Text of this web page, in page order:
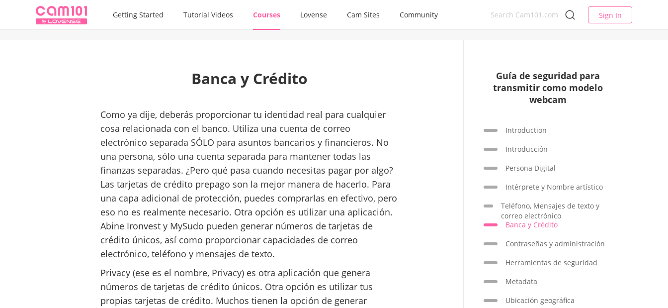
Getting Started Tutorial Videos Courses Lovense Cam Sites Community Sign In
Banca y Crédito
Como ya dije, deberás proporcionar tu identidad real para cualquier
cosa relacionada con el banco. Utiliza una cuenta de correo
electrónico separada SÓLO para asuntos bancarios y financieros. No
una persona, sólo una cuenta separada para mantener todas las
finanzas separadas. ¿Pero qué pasa cuando necesitas pagar por algo?
Las tarjetas de crédito prepago son la mejor manera de hacerlo. Para
una capa adicional de protección, puedes comprarlas en efectivo, pero
eso no es realmente necesario. Otra opción es utilizar una aplicación.
Abine Ironvest y MySudo pueden generar números de tarjetas de
crédito únicos, así como proporcionar capacidades de correo
electrónico, teléfono y mensajes de texto.
Privacy (ese es el nombre, Privacy) es otra aplicación que genera
números de tarjetas de crédito únicos. Otra opción es utilizar tus
propias tarjetas de crédito. Muchos tienen la opción de generar
Guía de seguridad para
transmitir como modelo
webcam
Introduction
Introducción
Persona Digital
Intérprete y Nombre artístico
Teléfono, Mensajes de texto y
correo electrónico
Banca y Crédito
Contraseñas y administración
Herramientas de seguridad
Metadata
Ubicación geográfica